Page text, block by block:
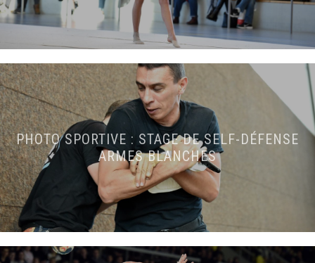
PHOTO SPORTIVE : STAGE DE SELF-DÉFENSE
ARMES BLANCHES